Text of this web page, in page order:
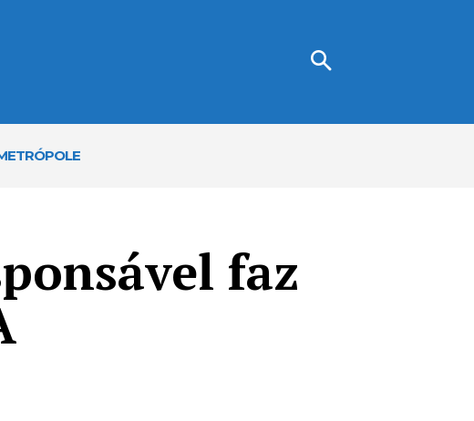
faz